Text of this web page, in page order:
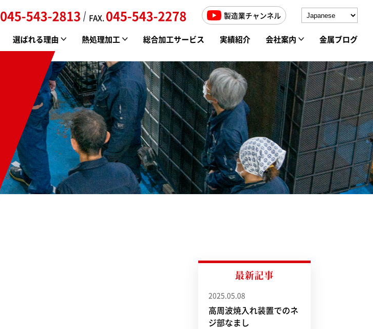
045-543-2813 FAX. 045-543-2278 製造業チャンネル
選ばれる理由
品質管理/環境への取り組み
熱処理加工
真空浸炭焼入れ 高周波焼入れ ソルト焼入れ
総合加工サービス 実績紹介 会社案内
各専門業者紹介 求人情報
金属ブログ
最新記事
2025.05.08
高周波焼入れ装置でのネ
ジ部なまし